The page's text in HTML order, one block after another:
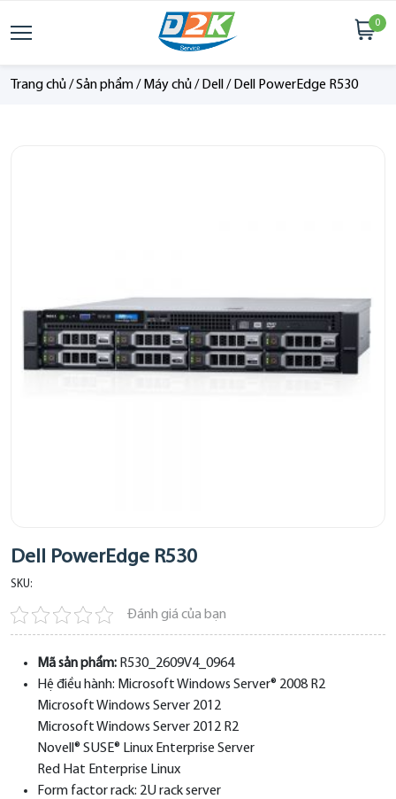
0
Trang chủ/Sản phẩm/ Máy chủ/ Dell / Dell PowerEdge R530
Dell PowerEdge R530
SKU:
Đánh giá của bạn
Mã sản phẩm: R530_2609V4_0964
Hệ điều hành: Microsoft Windows Server® 2008 R2
Microsoft Windows Server 2012
Microsoft Windows Server 2012 R2
Novell® SUSE® Linux Enterprise Server
Red Hat Enterprise Linux
Form factor rack: 2U rack server